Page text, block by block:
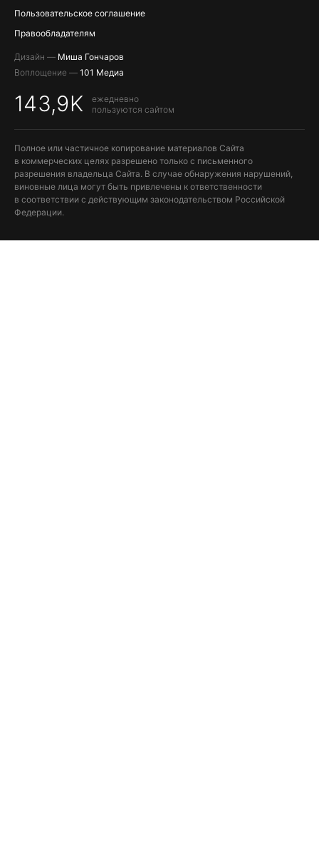
Пользовательское соглашение
Правообладателям
Дизайн — Миша Гончаров
Воплощение — 101 Медиа
143,9K
ежедневно
пользуются сайтом
Полное или частичное копирование материалов Сайта
в коммерческих целях разрешено только с письменного
разрешения владельца Сайта. В случае обнаружения нарушений,
виновные лица могут быть привлечены к ответственности
в соответствии с действующим законодательством Российской
Федерации.